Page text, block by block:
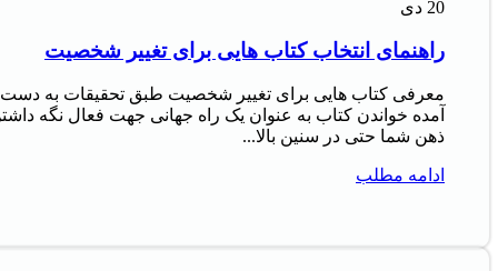
20 دی
راهنمای انتخاب کتاب هایی برای تغییر شخصیت
معرفی کتاب هایی برای تغییر شخصیت طبق تحقیقات به دست
آمده خواندن کتاب به عنوان یک راه جهانی جهت فعال نگه
ذهن شما حتی در سنین بالا...
ادامه مطلب